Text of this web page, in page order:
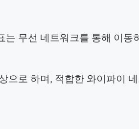
무선 네트워크를 통해 이
로 하며, 적합한 와이파이